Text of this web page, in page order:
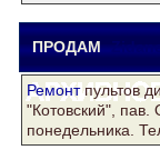
ПРОДАМ
Ремонтпультов
"Котовский",
понедельника.